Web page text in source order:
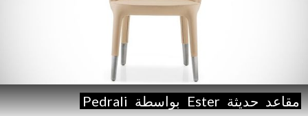
مقاعد حديثة Ester بواسطة Pedrali